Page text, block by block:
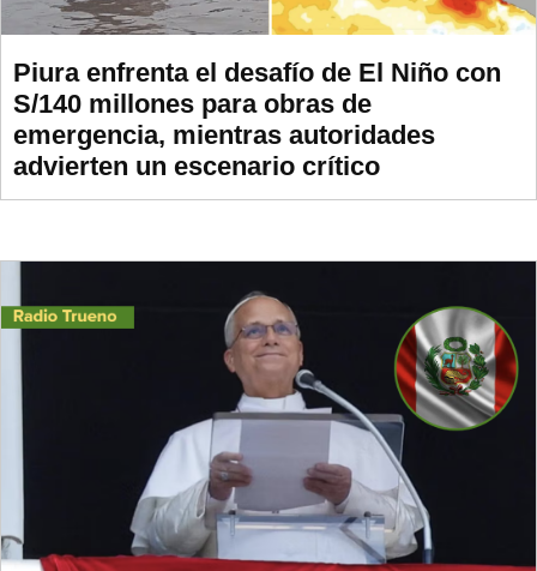
Piura enfrenta el desafío de El Niño con
S/140 millones para obras de
emergencia, mientras autoridades
advierten un escenario crítico